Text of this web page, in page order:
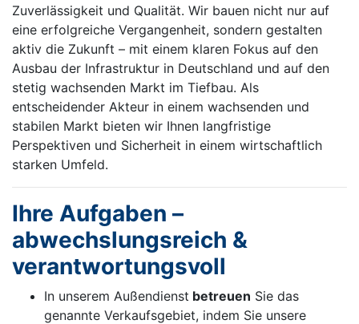
Zuverlässigkeit und Qualität. Wir bauen nicht nur auf
eine erfolgreiche Vergangenheit, sondern gestalten
aktiv die Zukunft – mit einem klaren Fokus auf den
Ausbau der Infrastruktur in Deutschland und auf den
stetig wachsenden Markt im Tiefbau. Als
entscheidender Akteur in einem wachsenden und
stabilen Markt bieten wir Ihnen langfristige
Perspektiven und Sicherheit in einem wirtschaftlich
starken Umfeld.
Ihre Aufgaben –
abwechslungsreich &
verantwortungsvoll
In unserem Außendienst betreuen Sie das
genannte Verkaufsgebiet, indem Sie unsere